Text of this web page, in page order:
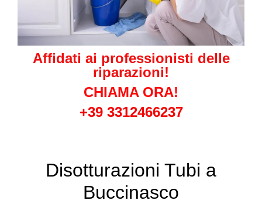
Affidati ai professionisti delle
riparazioni!
CHIAMA ORA!
+39 3312466237
Disotturazioni Tubi a
Buccinasco